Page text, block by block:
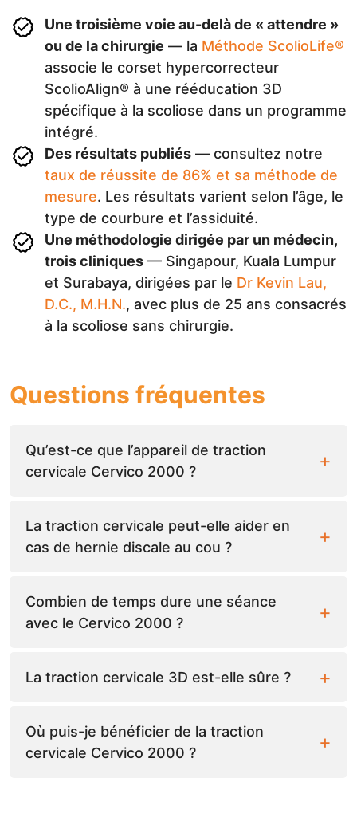
Une troisième voie au-delà de « attendre »
ou de la chirurgie — la Méthode ScolioLife®
associe le corset hypercorrecteur
ScolioAlign® à une rééducation 3D
spécifique à la scoliose dans un programme
intégré.
Des résultats publiés — consultez notre
taux de réussite de 86% et sa méthode de
mesure. Les résultats varient selon l’âge, le
type de courbure et l’assiduité.
Une méthodologie dirigée par un médecin,
trois cliniques — Singapour, Kuala Lumpur
et Surabaya, dirigées par le Dr Kevin Lau,
D.C., M.H.N., avec plus de 25 ans consacrés
à la scoliose sans chirurgie.
Questions fréquentes
Qu’est-ce que l’appareil de traction
cervicale Cervico 2000 ?
La traction cervicale peut-elle aider en
cas de hernie discale au cou ?
Combien de temps dure une séance
avec le Cervico 2000 ?
La traction cervicale 3D est-elle sûre ?
Où puis-je bénéficier de la traction
cervicale Cervico 2000 ?